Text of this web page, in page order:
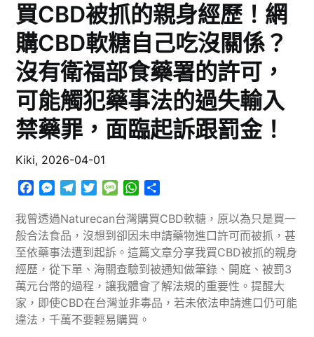
買CBD被抓的親身經歷！網
購CBD軟糖自己吃沒關係？
沒有衛福部食藥署的許可，
可能觸犯藥事法的過失輸入
禁藥罪，面臨起訴跟罰金！
Kiki, 2026-04-01
Facebook
Messenger
TelegramTwitterMessageWhatsApp
我曾透過Naturecan台灣購買CBD軟糖，原以為只是買一
般合法食品，沒想到卻因未申請藥物進口許可而被抓，甚
至依藥事法遭到起訴。這篇文章分享我買CBD被抓的親身
經歷，從下單、海關查驗到被通知做筆錄、開庭、被罰3
萬元台幣的過程，讓我體會了解法規的重要性。提醒大
家，即使CBD在台灣並非毒品，若未依法申請進口仍可能
違法，千萬不要輕易購買。